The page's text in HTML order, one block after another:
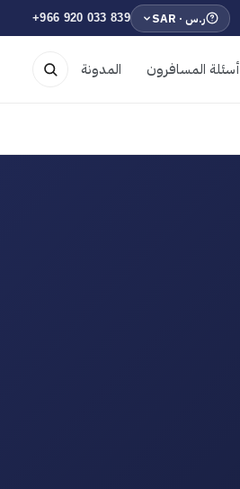
ر.س · SAR +966 920 033 839
أسئلة المسافرون المدونة